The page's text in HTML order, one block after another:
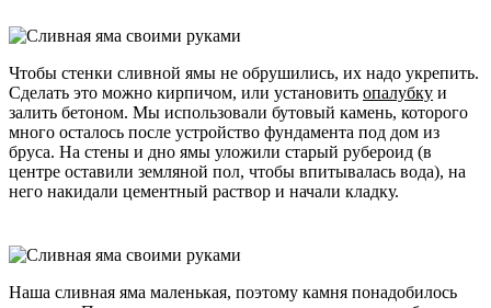
Чтобы стенки сливной ямы не обрушились, их надо укрепить.
Сделать это можно кирпичом, или установить опалубку и
залить бетоном. Мы использовали бутовый камень, которого
много осталось после устройство фундамента под дом из
бруса. На стены и дно ямы уложили старый рубероид (в
центре оставили земляной пол, чтобы впитывалась вода), на
него накидали цементный раствор и начали кладку.
Наша сливная яма маленькая, поэтому камня понадобилось